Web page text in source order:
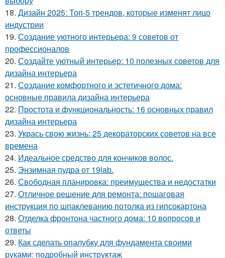
18. Дизайн 2025: Топ-5 трендов, которые изменят лицо
индустрии
19. Создание уютного интерьера: 9 советов от
профессионалов
20. Создайте уютный интерьер: 10 полезных советов для
дизайна интерьера
21. Создание комфортного и эстетичного дома:
основные правила дизайна интерьера
22. Простота и функциональность: 16 основных правил
дизайна интерьера
23. Укрась свою жизнь: 25 декораторских советов на все
времена
24. Идеальное средство для кончиков волос.
25. Энзимная пудра от 19lab.
26. Свободная планировка: преимущества и недостатки
27. Отличное решение для ремонта: пошаговая
инструкция по шпаклеванию потолка из гипсокартона
28. Отделка фронтона частного дома: 10 вопросов и
ответы
29. Как сделать опалубку для фундамента своими
руками: подробный инструктаж